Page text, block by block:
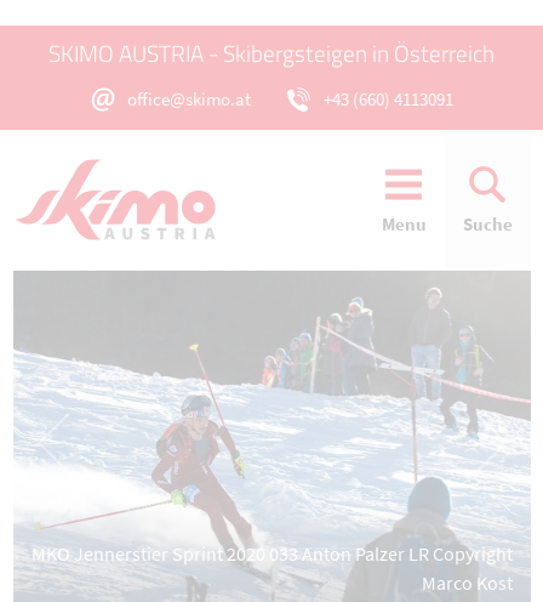
SKIMO AUSTRIA - Skibergsteigen in Österreich
office@skimo.at +43 (660) 4113091
Menu Suche
MKO Jennerstier Sprint 2020 033 Anton Palzer LR Copyright
Marco Kost